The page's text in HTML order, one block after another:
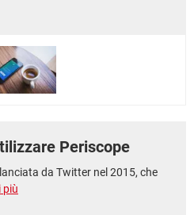
Periscope
da Twitter nel 2015, che
più